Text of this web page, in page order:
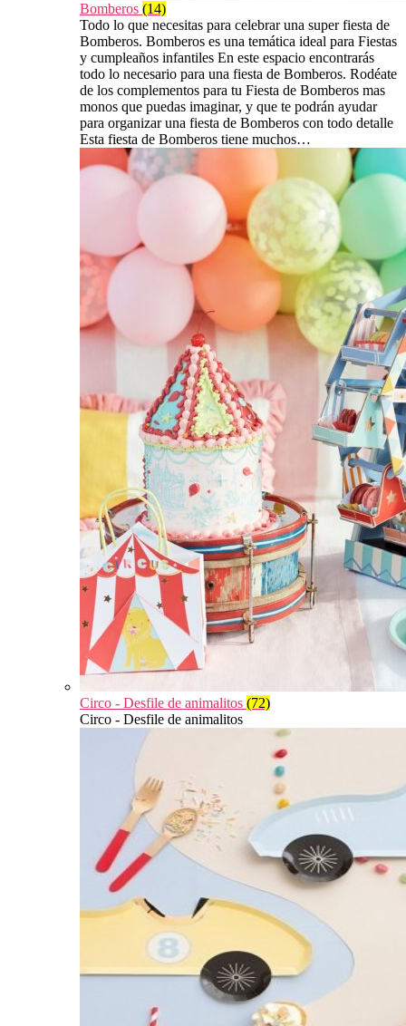
Bomberos (14)
Todo lo que necesitas para celebrar una super fiesta de
Bomberos. Bomberos es una temática ideal para Fiestas
y cumpleaños infantiles En este espacio encontrarás
todo lo necesario para una fiesta de Bomberos. Rodéate
de los complementos para tu Fiesta de Bomberos mas
monos que puedas imaginar, y que te podrán ayudar
para organizar una fiesta de Bomberos con todo detalle
Esta fiesta de Bomberos tiene muchos…
Circo - Desfile de animalitos (72)
Circo - Desfile de animalitos